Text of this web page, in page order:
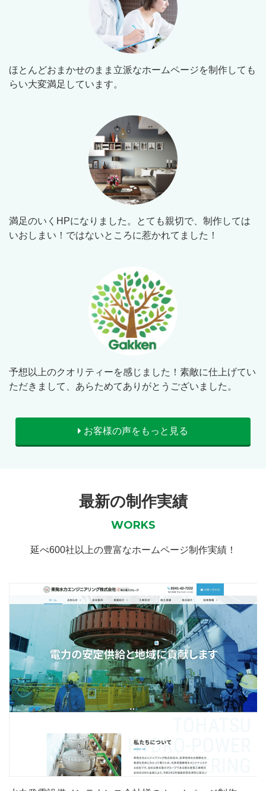
ほとんどおまかせのまま立派なホームページを制作しても
らい大変満足しています。
満足のいくHPになりました。とても親切で、制作しては
いおしまい！ではないところに惹かれてました！
予想以上のクオリティーを感じました！素敵に仕上げてい
ただきまして、あらためてありがとうございました。
お客様の声をもっと見る
最新の制作実績
WORKS
延べ600社以上の豊富なホームページ制作実績！